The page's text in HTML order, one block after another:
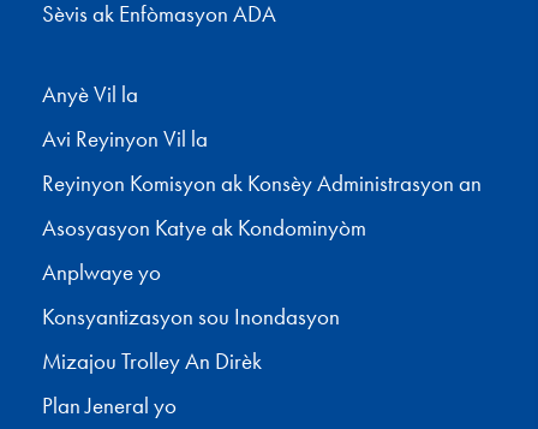
Sèvis ak Enfòmasyon ADA
Anyè Vil la
Avi Reyinyon Vil la
Reyinyon Komisyon ak Konsèy Administrasyon an
Asosyasyon Katye ak Kondominyòm
Anplwaye yo
Konsyantizasyon sou Inondasyon
Mizajou Trolley An Dirèk
Plan Jeneral yo